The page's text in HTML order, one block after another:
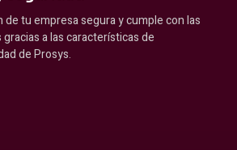
tu empresa segura y cumple con las
a las características de
de Prosys.